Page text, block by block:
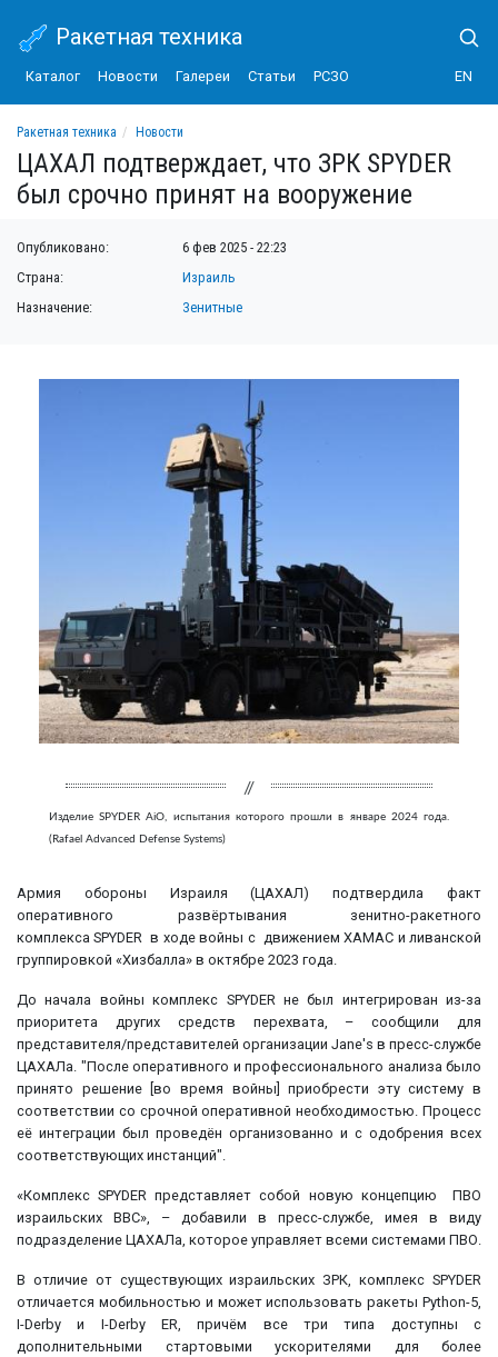
Ракетная техника
Каталог Новости Галереи Статьи РСЗО EN
Ракетная техника
Новости
ЦАХАЛ подтверждает, что ЗРК SPYDER был срочно принят на вооружение
ЦАХАЛ подтверждает, что ЗРК SPYDER
был срочно принят на вооружение
Опубликовано:
6 фев 2025 - 22:23
Страна:
Израиль
Назначение:
Зенитные
Изделие SPYDER AiO, испытания которого прошли в январе 2024 года.
(Rafael Advanced Defense Systems)
Армия обороны Израиля (ЦАХАЛ) подтвердила факт
оперативного развёртывания зенитно-ракетного
комплекса SPYDER в ходе войны с движением ХАМАС и ливанской
группировкой «Хизбалла» в октябре 2023 года.
До начала войны комплекс SPYDER не был интегрирован из-за
приоритета других средств перехвата, – сообщили для
представителя/представителей организации Jane's в пресс-службе
ЦАХАЛа. "После оперативного и профессионального анализа было
принято решение [во время войны] приобрести эту систему в
соответствии со срочной оперативной необходимостью. Процесс
её интеграции был проведён организованно и с одобрения всех
соответствующих инстанций".
«Комплекс SPYDER представляет собой новую концепцию ПВО
израильских ВВС», – добавили в пресс-службе, имея в виду
подразделение ЦАХАЛа, которое управляет всеми системами ПВО.
В отличие от существующих израильских ЗРК, комплекс SPYDER
отличается мобильностью и может использовать ракеты Python-5,
I-Derby и I-Derby ER, причём все три типа доступны с
дополнительными стартовыми ускорителями для более